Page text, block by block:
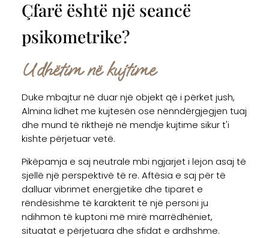
Çfarë është një seancë
psikometrike?
Udhëtim në kujtime
Duke mbajtur në duar një objekt që i përket jush,
Almina lidhet me kujtesën ose nënndërgjegjen tuaj
dhe mund të rikthejë në mendje kujtime sikur t'i
kishte përjetuar vetë.
Pikëpamja e saj neutrale mbi ngjarjet i lejon asaj të
sjellë një perspektivë të re. Aftësia e saj për të
dalluar vibrimet energjetike dhe tiparet e
rëndësishme të karakterit të një personi ju
ndihmon të kuptoni më mirë marrëdhëniet,
situatat e përjetuara dhe sfidat e ardhshme.